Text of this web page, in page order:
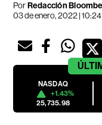
PorRedacción
03 de enero, 2022 |
NASDAQ
+1.43%
25,735.98